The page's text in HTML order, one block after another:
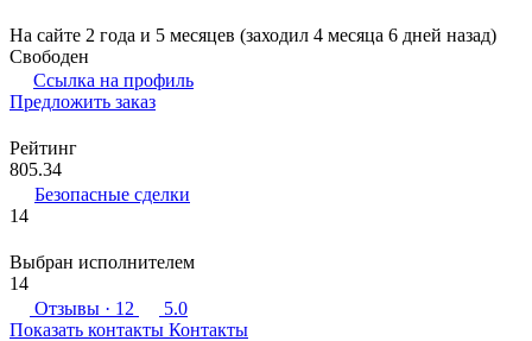
На сайте 2 года и 5 месяцев (заходил 4 месяца 6 дней назад)
Свободен
Ссылка на профиль
Предложить заказ
Рейтинг
805.34
Безопасные сделки
14
Выбран исполнителем
14
Отзывы · 12
5.0
Показать контакты Контакты